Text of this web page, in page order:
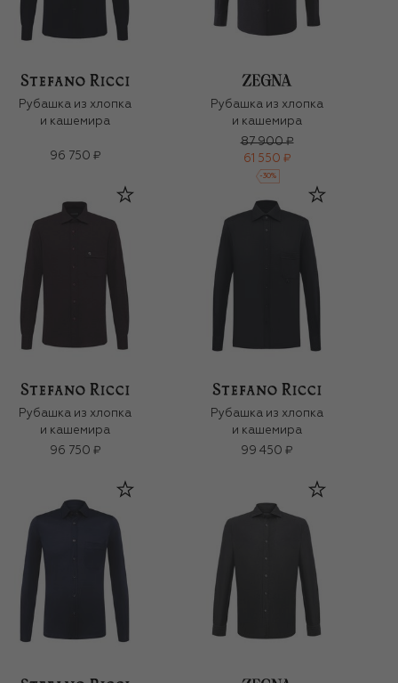
Рубашка из хлопка
и кашемира
96 750 ₽
Рубашка из хлопка
и кашемира
87 900 ₽
61 550 ₽
-30%
Рубашка из хлопка
и кашемира
96 750 ₽
Рубашка из хлопка
и кашемира
99 450 ₽